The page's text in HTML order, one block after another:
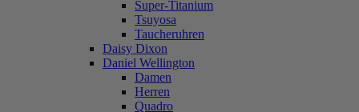
Super-Titanium
Tsuyosa
Taucheruhren
Daisy Dixon
Daniel Wellington
Damen
Herren
Quadro